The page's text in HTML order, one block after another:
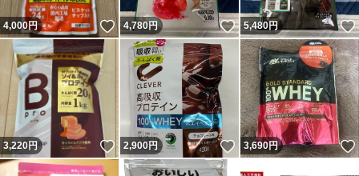
4,000円 いいね！
4,780円 いいね！
5,480円
3,220円 いいね！
2,900円 いいね！
3,690円